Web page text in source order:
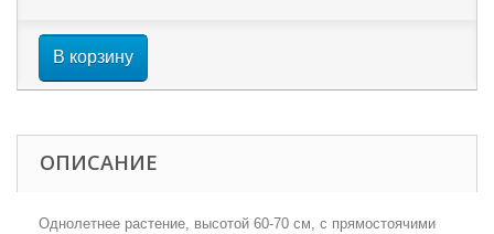
В корзину
ОПИСАНИЕ
Однолетнее растение, высотой 60-70 см, с прямостоячими